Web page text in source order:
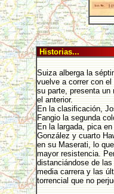
Historias...
Suiza alberga la
vuelve a correr con
su parte, presenta un
el anterior.
En la clasificación,
Fangio la segunda
En la largada, pica
González y cuarto
en su Maserati, lo
mayor resistencia.
distanciándose de
media carrera y las
torrencial que no